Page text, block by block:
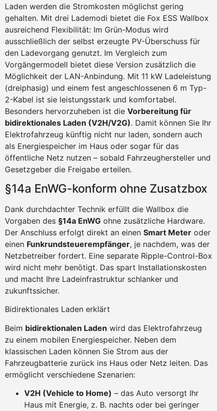
Laden werden die Stromkosten möglichst gering
gehalten. Mit drei Lademodi bietet die Fox ESS Wallbox
ausreichend Flexibilität: Im Grün-Modus wird
ausschließlich der selbst erzeugte PV-Überschuss für
den Ladevorgang genutzt. Im Vergleich zum
Vorgängermodell bietet diese Version zusätzlich die
Möglichkeit der LAN-Anbindung. Mit 11 kW Ladeleistung
(dreiphasig) und einem fest angeschlossenen 6 m Typ-
2-Kabel ist sie leistungsstark und komfortabel.
Besonders hervorzuheben ist die Vorbereitung für
bidirektionales Laden (V2H/V2G). Damit können Sie Ihr
Elektrofahrzeug künftig nicht nur laden, sondern auch
als Energiespeicher im Haus oder sogar für das
öffentliche Netz nutzen – sobald Fahrzeughersteller und
Gesetzgeber die Freigabe erteilen.
§14a EnWG-konform ohne Zusatzbox
Dank durchdachter Technik erfüllt die Wallbox die
Vorgaben des §14a EnWG ohne zusätzliche Hardware.
Der Anschluss erfolgt direkt an einen Smart Meter oder
einen Funkrundsteuerempfänger, je nachdem, was der
Netzbetreiber fordert. Eine separate Ripple-Control-Box
wird nicht mehr benötigt. Das spart Installationskosten
und macht Ihre Ladeinfrastruktur schlanker und
zukunftssicher.
Bidirektionales Laden erklärt
Beim bidirektionalen Laden wird das Elektrofahrzeug
zu einem mobilen Energiespeicher. Neben dem
klassischen Laden können Sie Strom aus der
Fahrzeugbatterie zurück ins Haus oder Netz leiten. Das
ermöglicht verschiedene Szenarien:
V2H (Vehicle to Home) – das Auto versorgt Ihr
Haus mit Energie, z. B. nachts oder bei geringer